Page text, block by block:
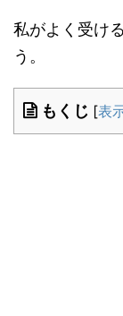
私がよく受け
う。
もくじ [表